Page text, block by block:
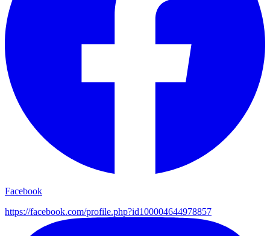
Facebook
https://facebook.com/profile.php?id100004644978857